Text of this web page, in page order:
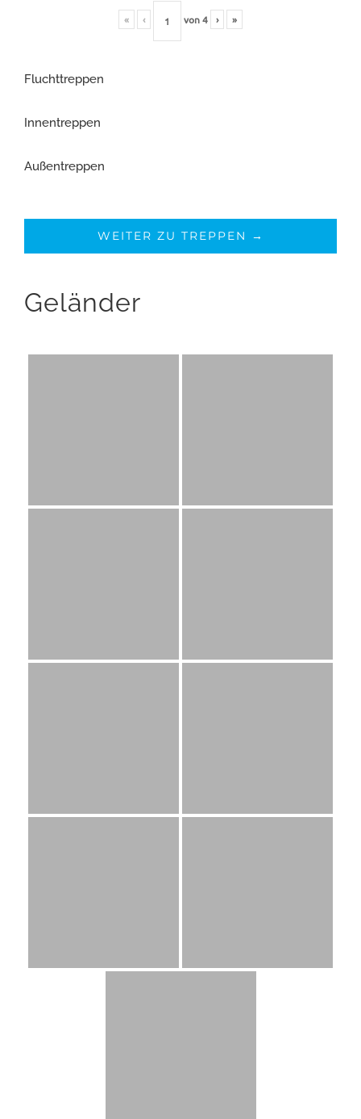
« ‹ von4 › »
Fluchttreppen
Innentreppen
Außentreppen
WEITER ZU TREPPEN →
Geländer